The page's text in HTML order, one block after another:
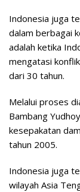
Indonesia juga
dalam berbagai
adalah ketika
mengatasi
dari 30 tahun.
Melalui proses
Bambang
kesepakatan
tahun 2005.
Indonesia juga
wilayah Asia